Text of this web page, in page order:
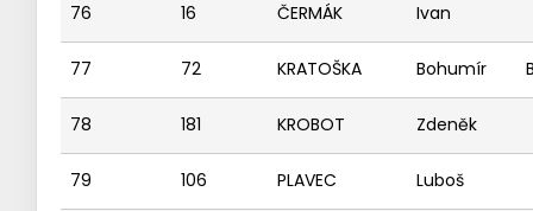
76 16 ČERMÁK Ivan
77 72 KRATOŠKA Bohumír
78 181 KROBOT Zdeněk
79 106 PLAVEC Luboš